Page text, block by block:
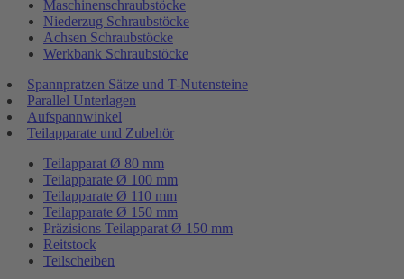
Maschinenschraubstöcke
Niederzug Schraubstöcke
Achsen Schraubstöcke
Werkbank Schraubstöcke
Spannpratzen Sätze und T-Nutensteine
Parallel Unterlagen
Aufspannwinkel
Teilapparate und Zubehör
Teilapparat Ø 80 mm
Teilapparate Ø 100 mm
Teilapparate Ø 110 mm
Teilapparate Ø 150 mm
Präzisions Teilapparat Ø 150 mm
Reitstock
Teilscheiben